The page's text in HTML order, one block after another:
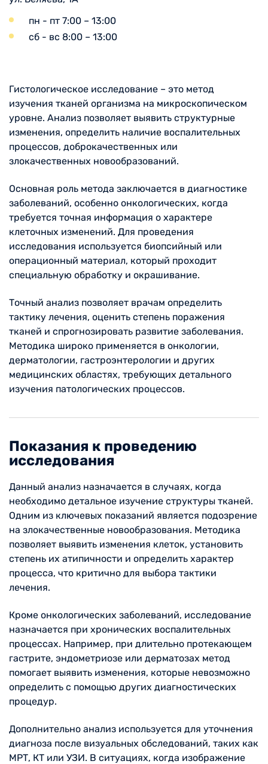
пн - пт 7:00 – 13:00
сб - вс 8:00 – 13:00
Гистологическое исследование – это метод
изучения тканей организма на микроскопическом
уровне. Анализ позволяет выявить структурные
изменения, определить наличие воспалительных
процессов, доброкачественных или
злокачественных новообразований.
Основная роль метода заключается в диагностике
заболеваний, особенно онкологических, когда
требуется точная информация о характере
клеточных изменений. Для проведения
исследования используется биопсийный или
операционный материал, который проходит
специальную обработку и окрашивание.
Точный анализ позволяет врачам определить
тактику лечения, оценить степень поражения
тканей и спрогнозировать развитие заболевания.
Методика широко применяется в онкологии,
дерматологии, гастроэнтерологии и других
медицинских областях, требующих детального
изучения патологических процессов.
Показания к проведению
исследования
Данный анализ назначается в случаях, когда
необходимо детальное изучение структуры тканей.
Одним из ключевых показаний является подозрение
на злокачественные новообразования. Методика
позволяет выявить изменения клеток, установить
степень их атипичности и определить характер
процесса, что критично для выбора тактики
лечения.
Кроме онкологических заболеваний, исследование
назначается при хронических воспалительных
процессах. Например, при длительно протекающем
гастрите, эндометриозе или дерматозах метод
помогает выявить изменения, которые невозможно
определить с помощью других диагностических
процедур.
Дополнительно анализ используется для уточнения
диагноза после визуальных обследований, таких как
МРТ, КТ или УЗИ. В ситуациях, когда изображение